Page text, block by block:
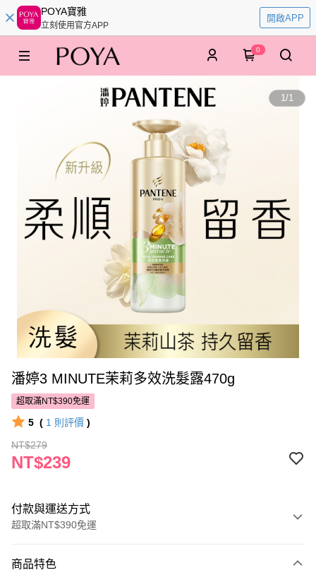
POYA寶雅
立刻使用官方APP
開啟APP
0
1/1
潘婷3 MINUTE茉莉多效洗髮露470g
超取滿NT$390免運
5 ( 1 則評價 )
NT$279
NT$239
付款與運送方式
超取滿NT$390免運
POYA支付
商品特色